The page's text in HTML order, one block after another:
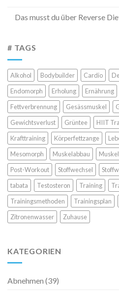
Das musst du über Reverse
# TAGS
Alkohol Bodybuilder Cardio
Endomorph
Erholung Ernährung
Fettverbrennung
Gesässmuskel
Gewichtsverlust
Grüntee HIIT
Krafttraining
Körperfettzange
Mesomorph
Muskelabbau
Post-Workout
Stoffwechsel
tabata
Testosteron Training
Trainingsmethoden
Trainingsplan
Zitronenwasser
Zuhause
KATEGORIEN
Abnehmen (39)